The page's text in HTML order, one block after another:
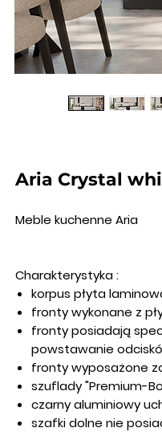
Aria Crystal
Meble kuchenne Aria
Charakterystyka :
korpus płyta
fronty wykonane z
fronty posiadają
powstawanie
fronty wyposażone
szuflady"Premium-
czarny aluminiowy
szafki dolne nie